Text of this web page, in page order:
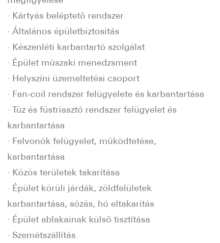
· Kártyás beléptetõ rendszer
· Általános épületbiztosítás
· Készenléti karbantartó szolgálat
· Épület mûszaki menedzsment
· Helyszíni üzemeltetési csoport
· Fan-coil rendszer felügyelete és karbantartása
· Tûz és füstriasztó rendszer felügyelet és
karbantartása
· Felvonók felügyelet, mûködtetése,
karbantartása
· Közös területek takarítása
· Épület körüli járdák, zöldfelületek
karbantartása, sózás, hó eltakarítás
· Épület ablakainak külsõ tisztítása
· Szemétszállítás